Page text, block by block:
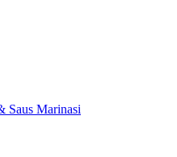
Saus Marinasi